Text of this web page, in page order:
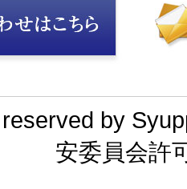
by
安委員会許